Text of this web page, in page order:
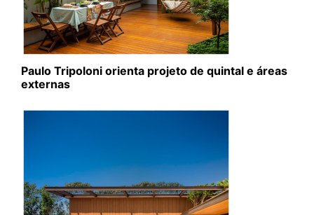
Paulo Tripoloni orienta projeto de quintal e áreas
externas